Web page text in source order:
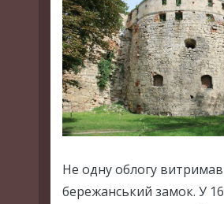
Не одну облогу витримав
бережанський замок. У